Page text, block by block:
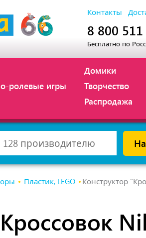
Контакты
8 800
Бесплатно по
ролевые игры
Домики
Творчество
Распродажа
Пластик, LEGO Конструктор